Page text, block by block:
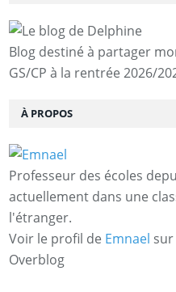
Blog destiné à partager
GS/CP à la rentrée 2026/
À PROPOS
Professeur des écoles
actuellement dans une
l'étranger.
Voir le profil de Emnael
Overblog